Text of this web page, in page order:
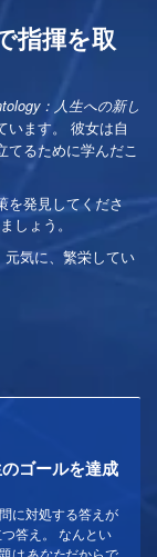
指揮を取
：人生への新し
います。 彼女は自
てるために学んだこ
を発見してくださ
しょう。
気に、繁栄してい
ゴールを達成
に対処する答えが
答え。 なんとい